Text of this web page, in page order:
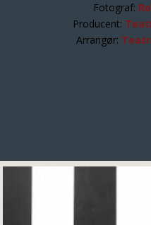
Fotograf:
Producent:
Arrangør: